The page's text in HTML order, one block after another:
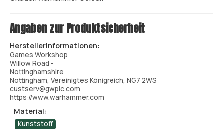
Angaben zur Produktsicherheit
Herstellerinformationen:
Games Workshop
Willow Road -
Nottinghamshire
Nottingham, Vereinigtes Königreich, NG7 2WS
custserv@gwplc.com
https://www.warhammer.com
Material:
Kunststoff